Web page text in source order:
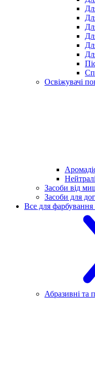
Освіжувачі
Засоби від
Засоби для
Все для фарбування
Абразивні та